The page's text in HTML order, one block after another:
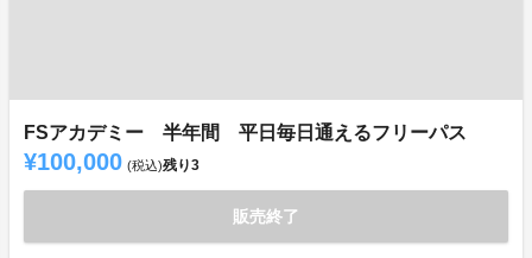
FSアカデミー 半年間 平日毎日通えるフリーパス
¥100,000 (税込)残り3
販売終了